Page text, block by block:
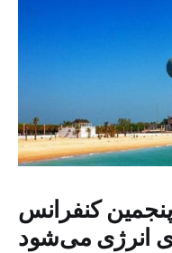
کنفرانس
انرژی می‌شود